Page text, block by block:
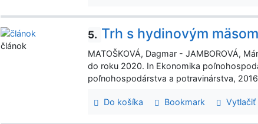
5. Trh s hydinovým
MATOŠKOVÁ, Dagmar - JAMBOROVÁ,
do roku 2020. In Ekonomika
poľnohospodárstva a potravinárstva,
Do košíka Bookmark Vytlačiť
článok